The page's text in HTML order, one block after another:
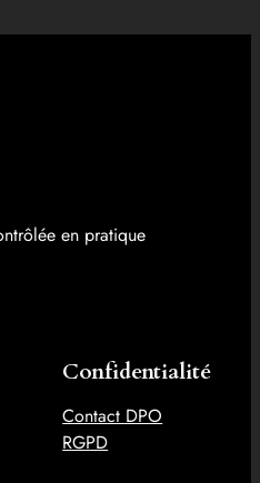
en pratique
Confidentialité
Contact DPO
RGPD